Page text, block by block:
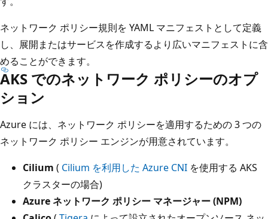
ネットワーク ポリシー規則を YAML マニフェストとして定義
し、展開またはサービスを作成するより広いマニフェストに含
めることができます。
AKS でのネットワーク ポリシーのオプ
ション
Azure には、ネットワーク ポリシーを適用するための 3 つの
ネットワーク ポリシー エンジンが用意されています。
Cilium ( Cilium を利用した Azure CNI を使用する AKS
クラスターの場合)
Azure ネットワーク ポリシー マネージャー (NPM)